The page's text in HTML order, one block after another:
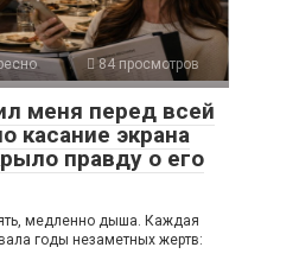
84 просмотров
меня перед всей
касание экрана
правду о его
медленно дыша. Каждая
годы незаметных жертв: